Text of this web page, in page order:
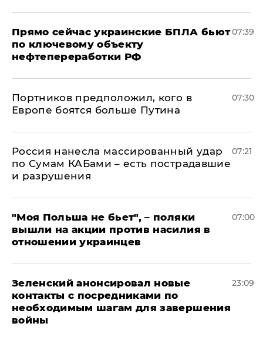
Прямо сейчас украинские БПЛА бьют
по ключевому объекту
нефтепереработки РФ
07:39
Портников предположил, кого в
Европе боятся больше Путина
07:30
Россия нанесла массированный удар
по Сумам КАБами – есть пострадавшие
и разрушения
07:21
"Моя Польша не бьет", – поляки
вышли на акции против насилия в
отношении украинцев
07:00
Зеленский анонсировал новые
контакты с посредниками по
необходимым шагам для завершения
войны
23:09